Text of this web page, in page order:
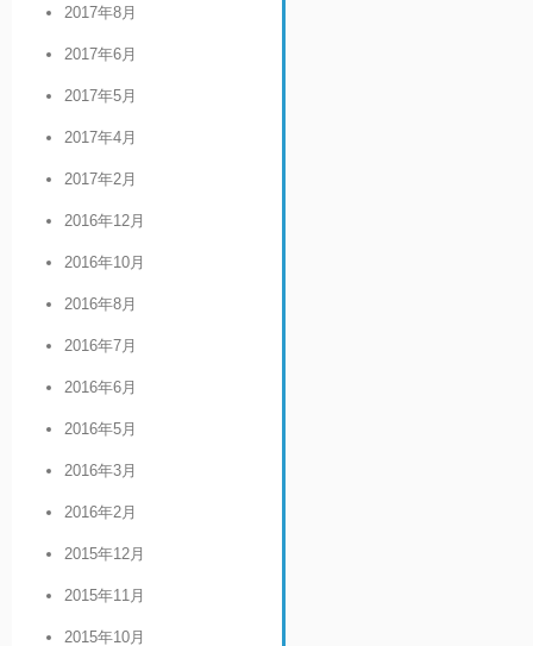
2017年8月
2017年6月
2017年5月
2017年4月
2017年2月
2016年12月
2016年10月
2016年8月
2016年7月
2016年6月
2016年5月
2016年3月
2016年2月
2015年12月
2015年11月
2015年10月